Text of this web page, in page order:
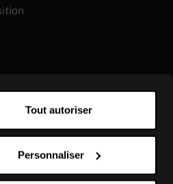
Tout autoriser
Personnaliser